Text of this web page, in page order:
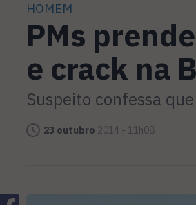
HOMEM
PMs
e crack na
Suspeito confessa
23 outubro 2014 - 11h08